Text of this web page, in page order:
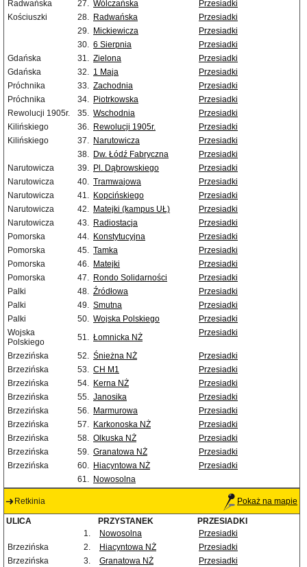
Radwańska
27. Wólczańska
Przesiadki
Kościuszki
28. Radwańska
Przesiadki
29. Mickiewicza
Przesiadki
30. 6 Sierpnia
Przesiadki
Gdańska
31. Zielona
Przesiadki
Gdańska
32. 1 Maja
Przesiadki
Próchnika
33. Zachodnia
Przesiadki
Próchnika
34. Piotrkowska
Przesiadki
Rewolucji 1905r.
35. Wschodnia
Przesiadki
Kilińskiego
36. Rewolucji 1905r.
Przesiadki
Kilińskiego
37. Narutowicza
Przesiadki
38. Dw. Łódź Fabryczna
Przesiadki
Narutowicza
39. Pl. Dąbrowskiego
Przesiadki
Narutowicza
40. Tramwajowa
Przesiadki
Narutowicza
41. Kopcińskiego
Przesiadki
Narutowicza
42. Matejki (kampus UŁ)
Przesiadki
Narutowicza
43. Radiostacja
Przesiadki
Pomorska
44. Konstytucyjna
Przesiadki
Pomorska
45. Tamka
Przesiadki
Pomorska
46. Matejki
Przesiadki
Pomorska
47. Rondo Solidarności
Przesiadki
Palki
48. Źródłowa
Przesiadki
Palki
49. Smutna
Przesiadki
Palki
50. Wojska Polskiego
Przesiadki
Wojska
Polskiego
51. Łomnicka NŻ Przesiadki
Brzezińska 52. Śnieżna NŻ
Przesiadki
Brzezińska
53. CH M1
Przesiadki
Brzezińska
54. Kerna NŻ
Przesiadki
Brzezińska
55. Janosika
Przesiadki
Brzezińska
56. Marmurowa
Przesiadki
Brzezińska
57. Karkonoska NŻ
Przesiadki
Brzezińska
58. Olkuska NŻ
Przesiadki
Brzezińska
59. Granatowa NŻ
Przesiadki
Brzezińska
60. Hiacyntowa NŻ
Przesiadki
61. Nowosolna
Retkinia Pokaż na mapie
ULICA PRZYSTANEK
PRZESIADKI
1.
Nowosolna
Przesiadki
Brzezińska
2. Hiacyntowa NŻ
Przesiadki
Brzezińska
3. Granatowa NŻ
Przesiadki